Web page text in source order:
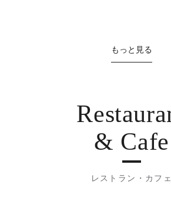
もっと見る
& Cafe
レストラン・カフェ